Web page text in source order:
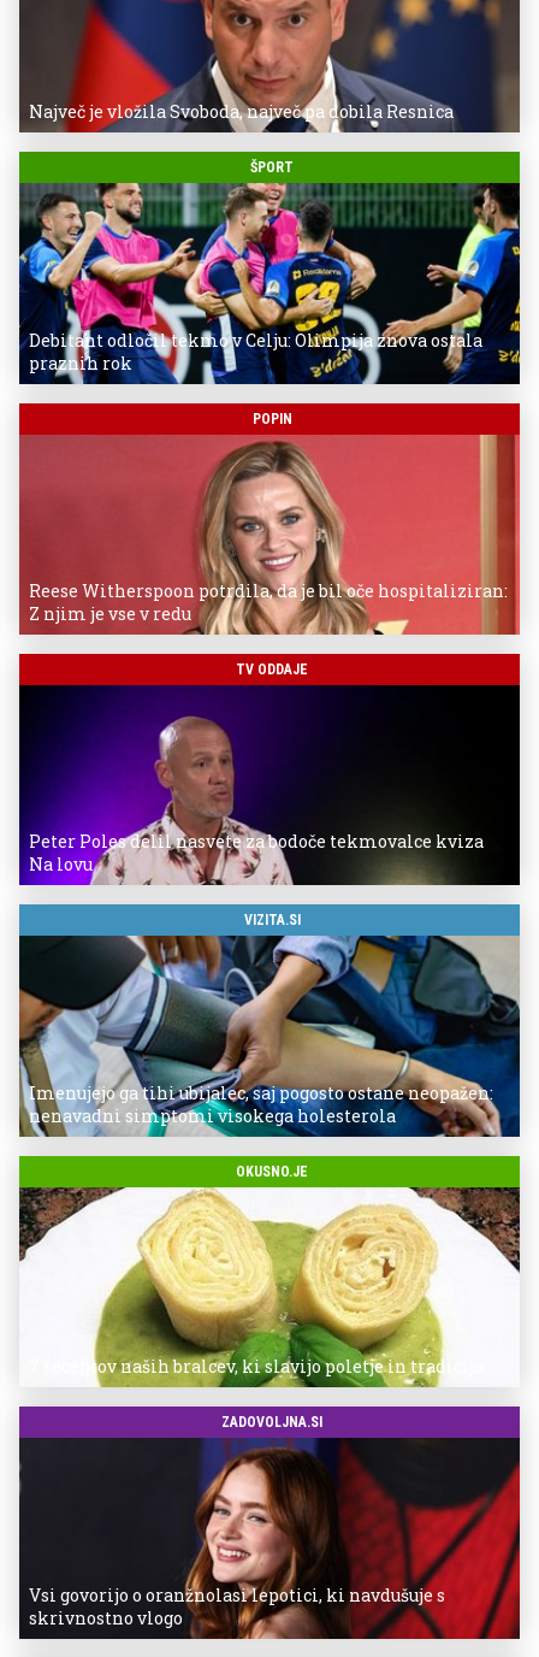
Največ je vložila Svoboda, največ pa dobila Resnica
ŠPORT
Debitant odločil tekmo v Celju: Olimpija znova ostala
praznih rok
POPIN
Reese Witherspoon potrdila, da je bil oče hospitaliziran:
Z njim je vse v redu
TV ODDAJE
Peter Poles delil nasvete za bodoče tekmovalce kviza
Na lovu
VIZITA.SI
Imenujejo ga tihi ubijalec, saj pogosto ostane neopažen:
nenavadni simptomi visokega holesterola
OKUSNO.JE
7 receptov naših bralcev, ki slavijo poletje in tradicijo
ZADOVOLJNA.SI
Vsi govorijo o oranžnolasi lepotici, ki navdušuje s
skrivnostno vlogo